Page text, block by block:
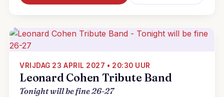
VRIJDAG 23 APRIL 2027 • 20:30 UUR
Leonard Cohen Tribute Band
Tonight will be fine 26-27